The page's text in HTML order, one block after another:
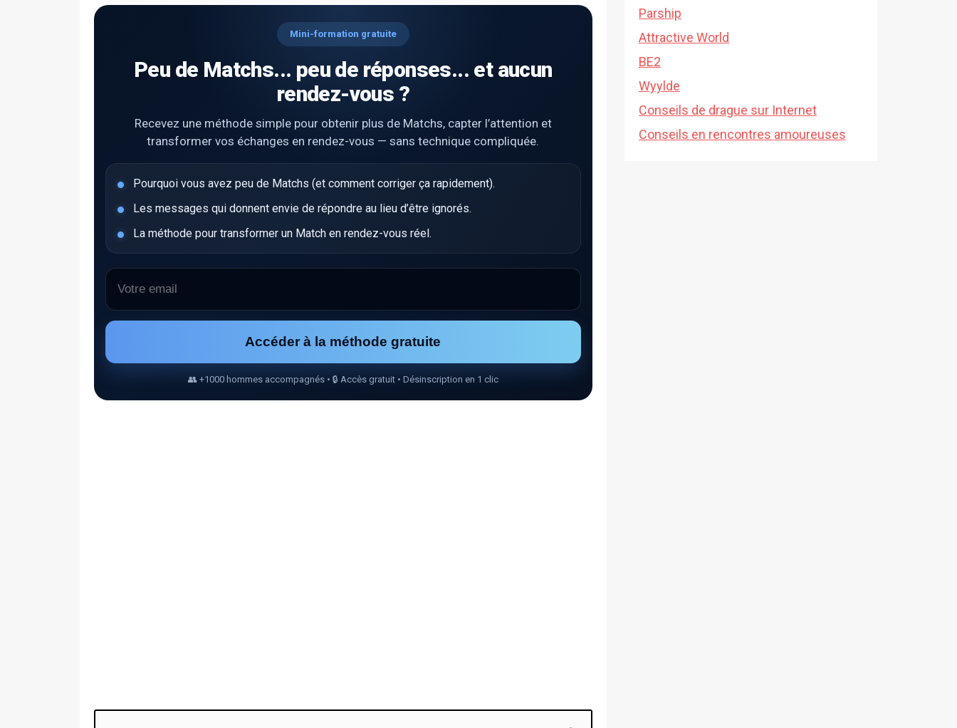
Mini-formation gratuite
Peu de Matchs... peu de réponses... et aucun
rendez-vous ?
Recevez une méthode simple pour obtenir plus de Matchs, capter l’attention et
transformer vos échanges en rendez-vous — sans technique compliquée.
Pourquoi vous avez peu de Matchs (et comment corriger ça rapidement).
Les messages qui donnent envie de répondre au lieu d’être ignorés.
La méthode pour transformer un Match en rendez-vous réel.
Accéder à la méthode gratuite
👥 +1000 hommes accompagnés • 🔒 Accès gratuit • Désinscription en 1 clic
Parship
Attractive World
BE2
Wyylde
Conseils de drague sur Internet
Conseils en rencontres amoureuses